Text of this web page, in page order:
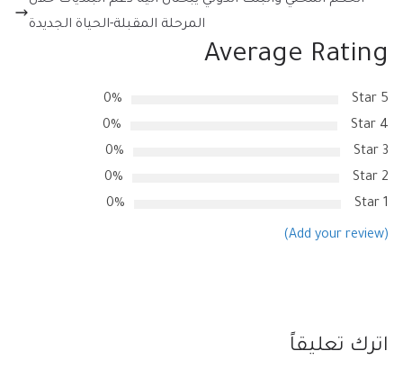
المرحلة المقبلة-الحياة الجديدة
Average Rating
5 Star
0%
4 Star
0%
3 Star
0%
2 Star
0%
1 Star
0%
(Add your review)
اترك تعليقاً